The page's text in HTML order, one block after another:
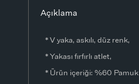
Açıklama
* V yaka, askılı, düz renk,
* Yakası fırfırlı atlet,
* Ürün içeriği: %60